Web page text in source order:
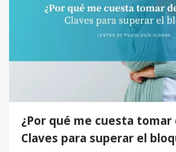
¿Por qué me cuesta tomar
Claves para superar el